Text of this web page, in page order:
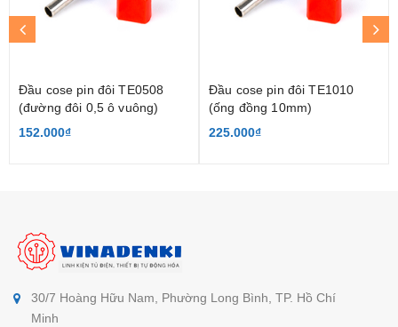
Đầu cose pin đôi TE0508
(đường đôi 0,5 ô vuông)
152.000₫
Đầu cose pin đôi TE1010
(ống đồng 10mm)
225.000₫
30/7 Hoàng Hữu Nam, Phường Long Bình, TP. Hồ Chí
Minh